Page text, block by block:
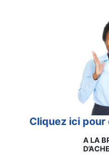
Cliquez ici
A LA